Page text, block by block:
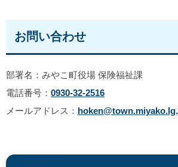
お問い合わせ
部署名：みやこ町役場 保険福祉課
電話番号： 0930-32-2516
メールアドレス：